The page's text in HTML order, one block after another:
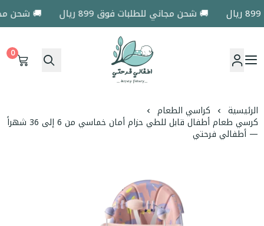
🚚 شحن مجاني للطلبات فوق 899 ريال 🚚 شحن
اطفالي فرحتي
0
الرئيسية كراسي الطعام
كرسي طعام أطفال قابل للطي حزام أمان خماسي من 6 إلى 36 شهراً
— أطفالي فرحتي